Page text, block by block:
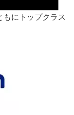
もにトップクラス